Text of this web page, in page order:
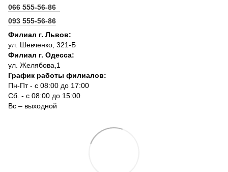
066 555-56-86
093 555-56-86
Филиал г. Львов:
ул. Шевченко, 321-Б
Филиал г. Одесса:
ул. Желябова,1
График работы филиалов:
Пн-Пт - с 08:00 до 17:00
Сб. - с 08:00 до 15:00
Вс – выходной